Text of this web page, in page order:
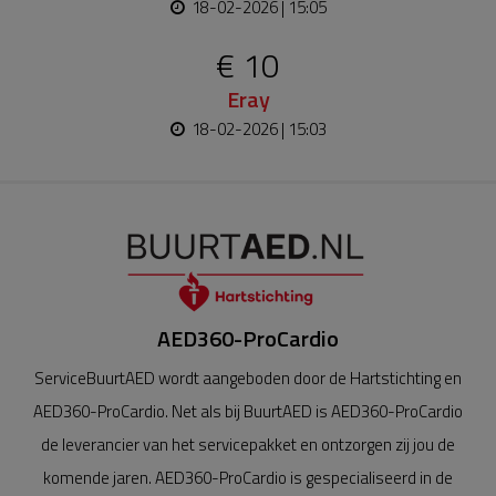
18-02-2026 | 15:05
€ 10
Eray
18-02-2026 | 15:03
AED360-ProCardio
ServiceBuurtAED wordt aangeboden door de Hartstichting en
AED360-ProCardio. Net als bij BuurtAED is AED360-ProCardio
de leverancier van het servicepakket en ontzorgen zij jou de
komende jaren. AED360-ProCardio is gespecialiseerd in de